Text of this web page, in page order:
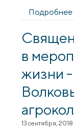
Подробнее
в
жизни -
13 сентября, 2018